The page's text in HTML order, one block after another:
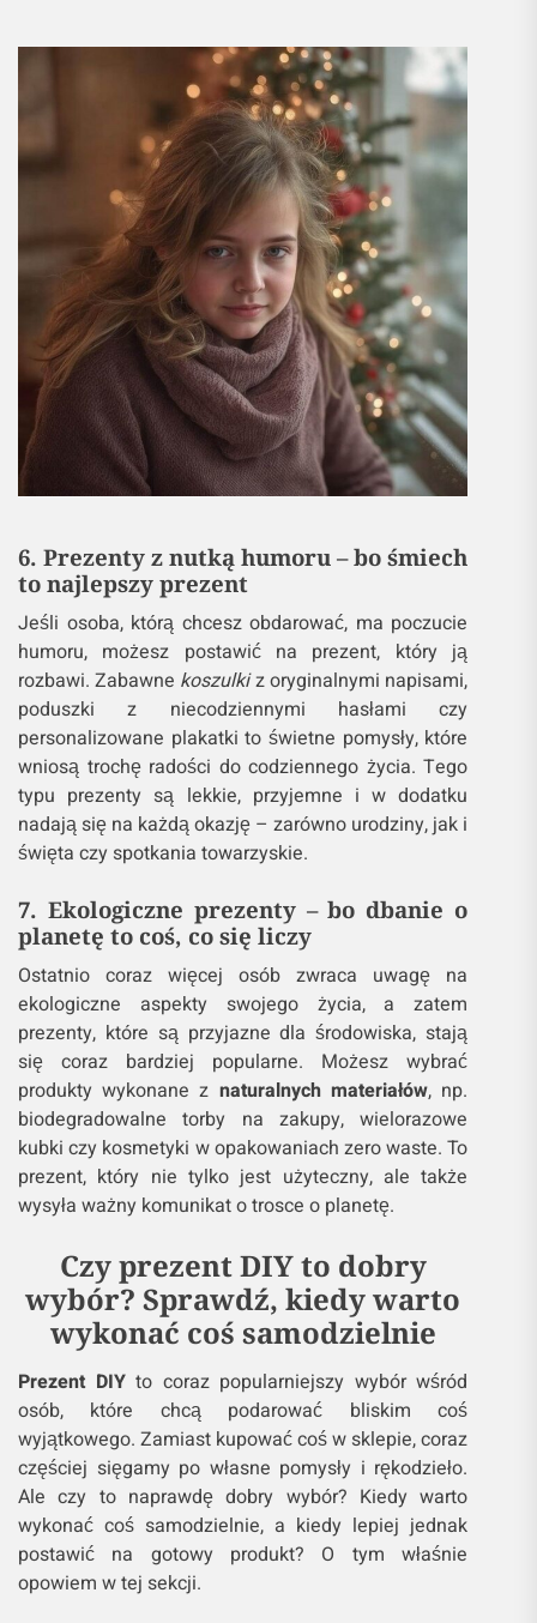
6. Prezenty z nutką humoru – bo śmiech
to najlepszy prezent
Jeśli osoba, którą chcesz obdarować, ma poczucie
humoru, możesz postawić na prezent, który ją
rozbawi. Zabawne koszulkiz oryginalnymi napisami,
poduszki z niecodziennymi hasłami czy
personalizowane plakatki to świetne pomysły, które
wniosą trochę radości do codziennego życia. Tego
typu prezenty są lekkie, przyjemne i w dodatku
nadają się na każdą okazję – zarówno urodziny, jak i
święta czy spotkania towarzyskie.
7. Ekologiczne prezenty – bo dbanie o
planetę to coś, co się liczy
Ostatnio coraz więcej osób zwraca uwagę na
ekologiczne aspekty swojego życia, a zatem
prezenty, które są przyjazne dla środowiska, stają
się coraz bardziej popularne. Możesz wybrać
produkty wykonane z naturalnych materiałów, np.
biodegradowalne torby na zakupy, wielorazowe
kubki czy kosmetyki w opakowaniach zero waste. To
prezent, który nie tylko jest użyteczny, ale także
wysyła ważny komunikat o trosce o planetę.
Czy prezent DIY to dobry
wybór? Sprawdź, kiedy warto
wykonać coś samodzielnie
Prezent DIYto coraz popularniejszy wybór wśród
osób, które chcą podarować bliskim coś
wyjątkowego. Zamiast kupować coś w sklepie, coraz
częściej sięgamy po własne pomysły i rękodzieło.
Ale czy to naprawdę dobry wybór? Kiedy warto
wykonać coś samodzielnie, a kiedy lepiej jednak
postawić na gotowy produkt? O tym właśnie
opowiem w tej sekcji.